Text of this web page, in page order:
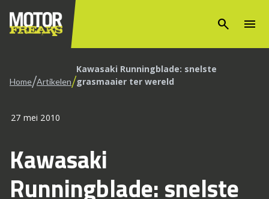
search menu
Home/Artikelen/Kawasaki Runningblade: snelste
grasmaaier ter wereld
27 mei 2010
Kawasaki
Runningblade: snelste